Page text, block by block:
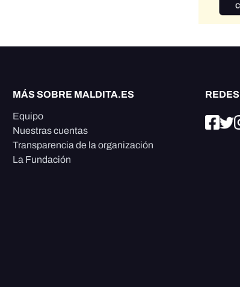
MÁS SOBRE MALDITA.ES
Equipo
Nuestras cuentas
Transparencia de la organización
La Fundación
REDES